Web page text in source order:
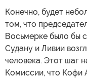
Конечно, будет
том, что
Восьмерке было бы
Судану и Ливии
человека. Этот шаг
Комиссии, что Кофи